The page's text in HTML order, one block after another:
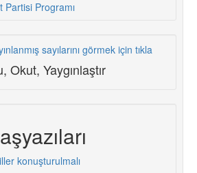
Okut, Yaygınlaştır
konuşturulmalı